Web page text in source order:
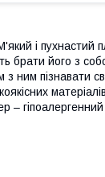
і
брати його з
ним пізнавати
– гіпоалергенний